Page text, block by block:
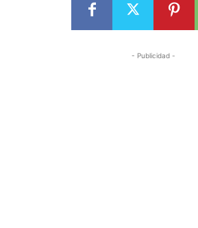
- Publicidad -